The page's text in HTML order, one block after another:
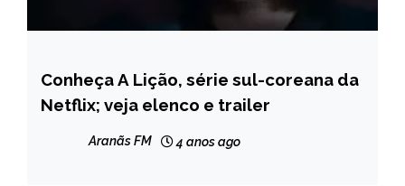
ENTRETENIMENTO
Conheça A Lição, série sul-coreana da
Netflix; veja elenco e trailer
Aranãs FM 4 anos ago